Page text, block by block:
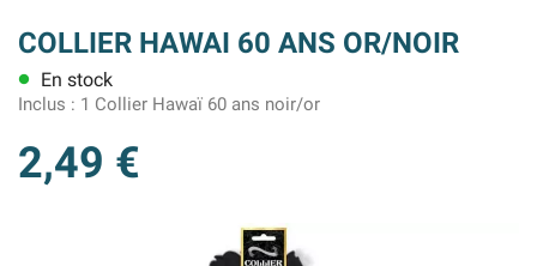
COLLIER HAWAI 60 ANS OR/NOIR
lens En stock
Inclus : 1 Collier Hawaï 60 ans noir/or
2,49 €